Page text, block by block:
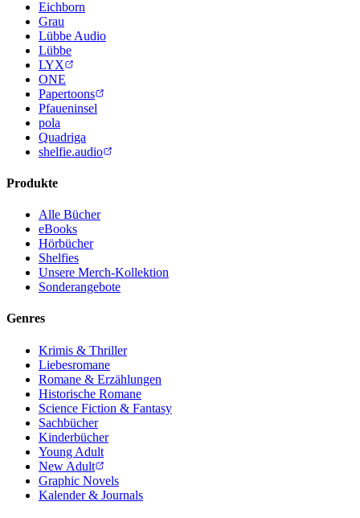
Eichborn
Grau
Lübbe Audio
Lübbe
LYX
ONE
Papertoons
Pfaueninsel
pola
Quadriga
shelfie.audio
Produkte
Alle Bücher
eBooks
Hörbücher
Shelfies
Unsere Merch-Kollektion
Sonderangebote
Genres
Krimis & Thriller
Liebesromane
Romane & Erzählungen
Historische Romane
Science Fiction & Fantasy
Sachbücher
Kinderbücher
Young Adult
New Adult
Graphic Novels
Kalender & Journals